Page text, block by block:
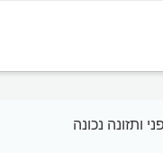
ותזונה נכונה